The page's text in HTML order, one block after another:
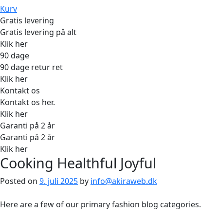
Kurv
Gratis levering
Gratis levering på alt
Klik her
90 dage
90 dage retur ret
Klik her
Kontakt os
Kontakt os her.
Klik her
Garanti på 2 år
Garanti på 2 år
Klik her
Cooking Healthful Joyful
Posted on 9. juli 2025 by info@akiraweb.dk
Here are a few of our primary fashion blog categories.